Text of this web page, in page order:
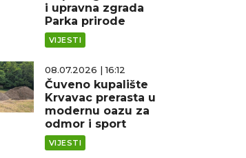
i upravna zgrada
Parka prirode
VIJESTI
08.07.2026 | 16:12
Čuveno kupalište
Krvavac prerasta u
modernu oazu za
odmor i sport
VIJESTI